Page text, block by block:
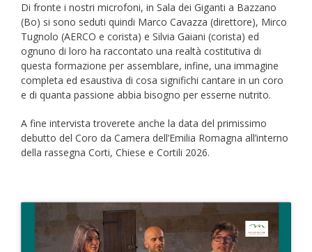
Di fronte i nostri microfoni, in Sala dei Giganti a Bazzano
(Bo) si sono seduti quindi Marco Cavazza (direttore), Mirco
Tugnolo (AERCO e corista) e Silvia Gaiani (corista) ed
ognuno di loro ha raccontato una realtà costitutiva di
questa formazione per assemblare, infine, una immagine
completa ed esaustiva di cosa significhi cantare in un coro
e di quanta passione abbia bisogno per esserne nutrito.
A fine intervista troverete anche la data del primissimo
debutto del Coro da Camera dell’Emilia Romagna all’interno
della rassegna Corti, Chiese e Cortili 2026.